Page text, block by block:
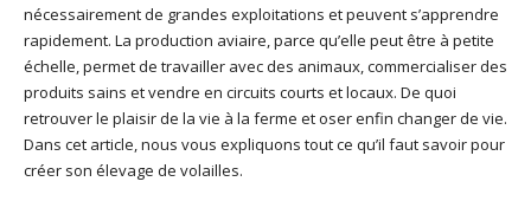
nécessairement de grandes exploitations et peuvent s’apprendre
rapidement. La production aviaire, parce qu’elle peut être à petite
échelle, permet de travailler avec des animaux, commercialiser des
produits sains et vendre en circuits courts et locaux. De quoi
retrouver le plaisir de la vie à la ferme et oser enfin changer de vie.
Dans cet article, nous vous expliquons tout ce qu’il faut savoir pour
créer son élevage de volailles.